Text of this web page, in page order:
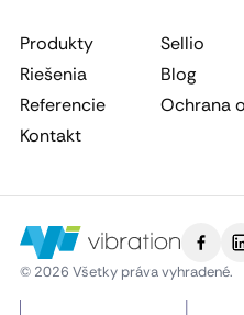
Produkty
Riešenia
Referencie
Kontakt
Sellio
Blog
Ochrana
© 2026 Všetky práva vyhradené.